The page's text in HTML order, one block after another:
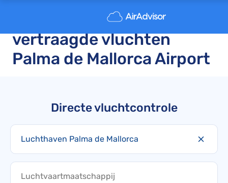
Geannuleerde en
vertraagde vluchten
Palma de Mallorca Airport
Directe vluchtcontrole
Luchthaven Palma de Mallorca